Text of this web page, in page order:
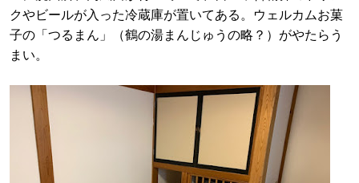
クやビールが入った冷蔵庫が置いてある。ウェルカムお菓
子の「つるまん」（鶴の湯まんじゅうの略？）がやたらう
まい。